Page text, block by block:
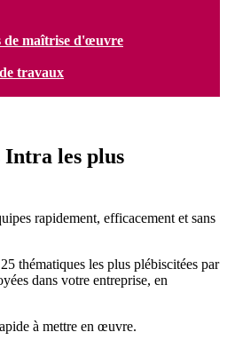
de maîtrise d'œuvre
travaux
Intra les plus
rapidement, efficacement et sans
thématiques les plus plébiscitées par
dans votre entreprise, en
à mettre en œuvre.